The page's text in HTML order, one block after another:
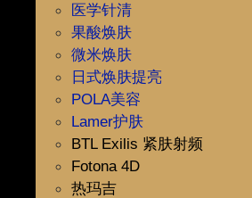
医学针清
果酸焕肤
微米焕肤
日式焕肤提亮
POLA美容
Lamer护肤
BTL Exilis 紧肤射频
Fotona 4D
热玛吉